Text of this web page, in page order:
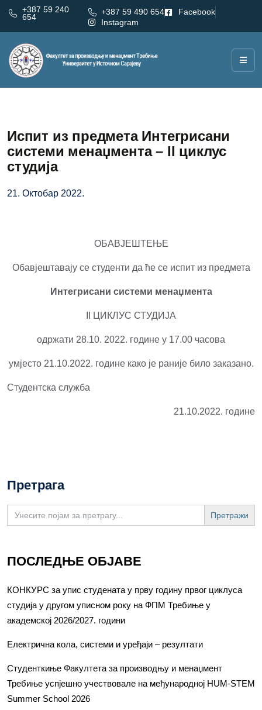
+387 59 240
654
+387 59 490 654
Facebook
Instagram
Испит из предмета Интегрисани
системи менаџмента – II циклус
студија
21. Октобар 2022.
ОБАВЈЕШТЕЊЕ
Обавјештавају се студенти да ће се испит из предмета
Интегрисани системи менаџмента
II ЦИКЛУС СТУДИЈА
одржати 28.10. 2022. године у 17.00 часова
умјесто 21.10.2022. године како је раније било заказано.
Студентска служба
21.10.2022. године
Претрага
Search
for:
ПОСЛЕДЊЕ ОБЈАВЕ
КОНКУРС за упис студената у прву годину првог циклуса
студија у другом уписном року на ФПМ Требиње у
академској 2026/2027. години
Електрична кола, системи и уређаји – резултати
Студенткиње Факултета за производњу и менаџмент
Требиње успјешно учествовале на међународној HUM-STEM
Summer School 2026